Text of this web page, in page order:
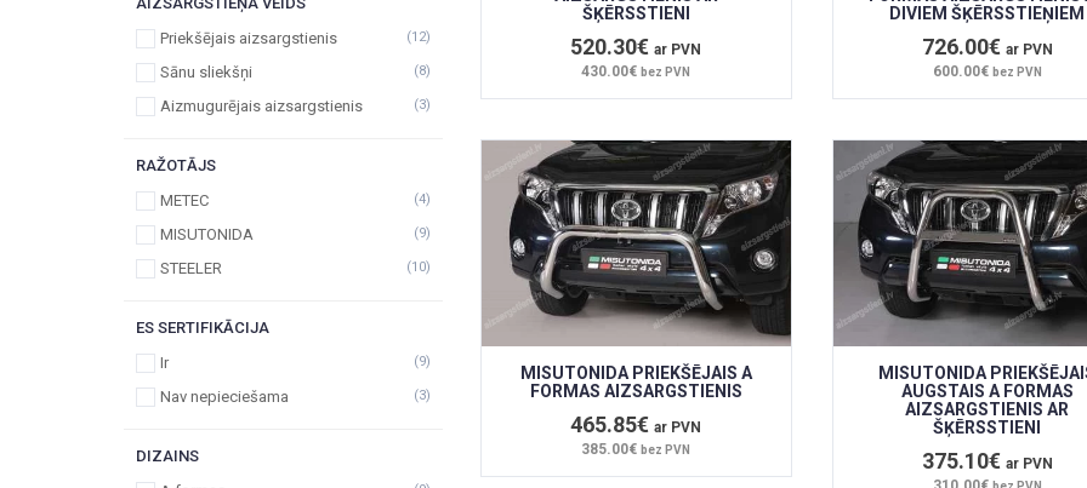
Priekšējais aizsargstienis
(12)
Sānu sliekšņi (8)
Aizmugurējais aizsargstienis (3)
RAŽOTĀJS
METEC
(4)
MISUTONIDA (9)
STEELER (10)
ES SERTIFIKĀCIJA
Ir
(9)
Nav nepieciešama (3)
DIZAINS
ŠĶĒRSSTIENI
520.30€ar PVN
430.00€bez PVN
DIVIEM ŠĶĒRSSTIEŅIEM
726.00€ ar PVN
600.00€ bez PVN
MISUTONIDA PRIEKŠĒJAIS A
FORMAS AIZSARGSTIENIS
465.85€ar PVN
385.00€bez PVN
MISUTONIDA
AUGSTAIS A FORMAS
AIZSARGSTIENIS AR
ŠĶĒRSSTIENI
375.10€ ar PVN